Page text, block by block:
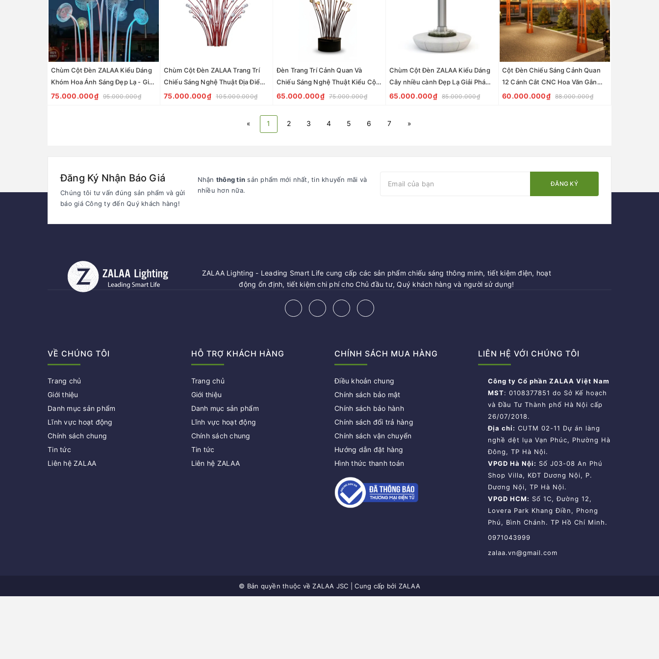
Chùm Cột Đèn ZALAA Kiểu Dáng
Khóm Hoa Ánh Sáng Đẹp Lạ - Giải
pháp chiếu sáng nghệ thuật cho
75.000.000₫ 95.000.000₫
Chùm Cột Đèn ZALAA Trang Trí
Chiếu Sáng Nghệ Thuật Địa Điểm
Checkin, Công viên sân vườn,
75.000.000₫ 105.000.000₫
Đèn Trang Trí Cảnh Quan Và
Chiếu Sáng Nghệ Thuật Kiểu Cột
Cầu LED Art Lights | ZCV-ART 005
65.000.000₫ 75.000.000₫
Chùm Cột Đèn ZALAA Kiểu Dáng
Cây nhiều cành Đẹp Lạ Giải Pháp
Chiếu Sáng Nghệ Thuật cho sân
65.000.000₫ 85.000.000₫
Cột Đèn Chiếu Sáng Cảnh Quan
12 Cánh Cắt CNC Hoa Văn Gắn
LED Cao 6-8M ZALAA
60.000.000₫ 88.000.000₫
« 1 2 3 4 5 6 7 »
Đăng Ký Nhận Báo Giá
Chúng tôi tư vấn đúng sản phẩm và gửi
báo giá Công ty đến Quý khách hàng!
Nhận thông tin sản phẩm mới nhất, tin khuyến mãi và
nhiều hơn nữa.
ĐĂNG KÝ
ZALAA Lighting - Leading Smart Life cung cấp các sản phẩm chiếu sáng thông minh, tiết kiệm điện, hoạt
động ổn định, tiết kiệm chi phí cho Chủ đầu tư, Quý khách hàng và người sử dụng!
VỀ CHÚNG TÔI
Trang chủ
Giới thiệu
Danh mục sản phẩm
Lĩnh vực hoạt động
Chính sách chung
Tin tức
Liên hệ ZALAA
HỖ TRỢ KHÁCH HÀNG
Trang chủ
Giới thiệu
Danh mục sản phẩm
Lĩnh vực hoạt động
Chính sách chung
Tin tức
Liên hệ ZALAA
CHÍNH SÁCH MUA HÀNG
Điều khoản chung
Chính sách bảo mật
Chính sách bảo hành
Chính sách đổi trả hàng
Chính sách vận chuyển
Hướng dẫn đặt hàng
Hình thức thanh toán
LIÊN HỆ VỚI CHÚNG TÔI
Công ty Cổ phần ZALAA Việt Nam
MST: 0108377851 do Sở Kế hoạch
và Đầu Tư Thành phố Hà Nội cấp
26/07/2018.
Địa chỉ: CUTM 02-11 Dự án làng
nghề dệt lụa Vạn Phúc, Phường Hà
Đông, TP Hà Nội.
VPGD Hà Nội: Số J03-08 An Phú
Shop Villa, KĐT Dương Nội, P.
Dương Nội, TP Hà Nội.
VPGD HCM: Số 1C, Đường 12,
Lovera Park Khang Điền, Phong
Phú, Bình Chánh. TP Hồ Chí Minh.
0971043999
zalaa.vn@gmail.com
© Bản quyền thuộc vềZALAA JSC Cung cấp bởi ZALAA